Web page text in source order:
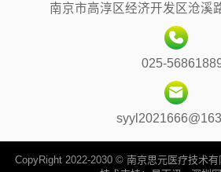
南京市高淳区经济开发区沧溪
025-
CopyRight 2022-2030 © 南京思元医疗技术有